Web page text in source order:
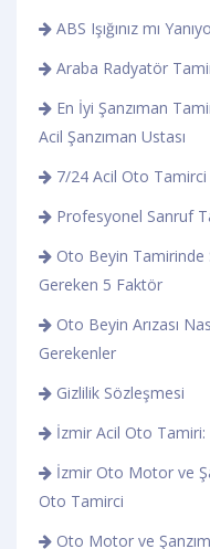
ABS Işığınız mı
Araba Radyatör
En İyi Şanzıman
Acil Şanzıman Ustası
7/24 Acil Oto
Profesyonel Sanruf
Oto Beyin Tamirinde
Gereken 5 Faktör
Oto Beyin Arızası
Gerekenler
Gizlilik Sözleşmesi
İzmir Acil Oto
İzmir Oto Motor ve
Oto Tamirci
Oto Motor ve